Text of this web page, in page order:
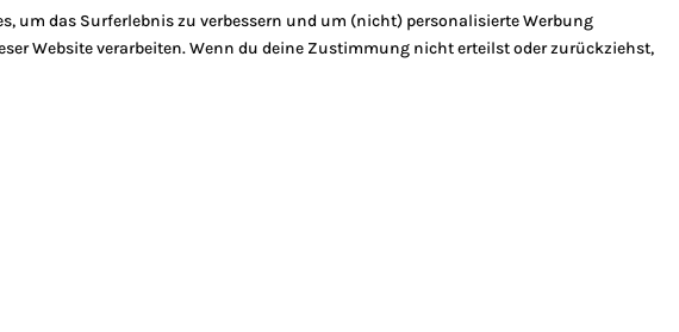
um das Surferlebnis zu verbessern und um (nicht) personalisierte Werbung
Website verarbeiten. Wenn du deine Zustimmung nicht erteilst oder zurückziehst,